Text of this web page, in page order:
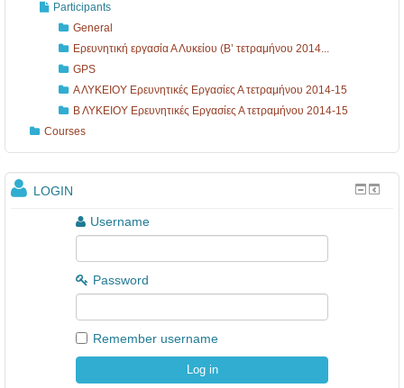
Participants
General
Ερευνητική εργασία Α Λυκείου (Β’ τετραμήνου 2014...
GPS
Α ΛΥΚΕΙΟΥ Ερευνητικές Εργασίες Α τετραμήνου 2014-15
Β ΛΥΚΕΙΟΥ Ερευνητικές Εργασίες Α τετραμήνου 2014-15
Courses
LOGIN
Username
Password
Remember username